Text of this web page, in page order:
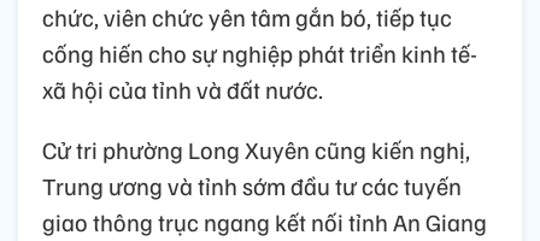
chức, viên chức yên tâm gắn bó, tiếp tục
cống hiến cho sự nghiệp phát triển kinh tế-
xã hội của tỉnh và đất nước.
Cử tri phường Long Xuyên cũng kiến nghị,
Trung ương và tỉnh sớm đầu tư các tuyến
giao thông trục ngang kết nối tỉnh An Giang